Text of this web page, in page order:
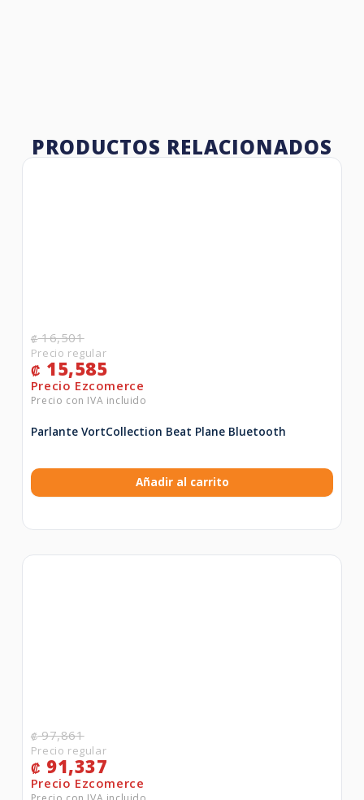
PRODUCTOS RELACIONADOS
₡16,501
₡ 15,585
Parlante VortCollection Beat Plane Bluetooth
Añadir al carrito
₡97,861
₡ 91,337